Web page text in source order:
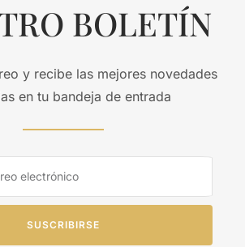
BOLETÍN
y recibe las mejores novedades
en tu bandeja de entrada
SUSCRIBIRSE